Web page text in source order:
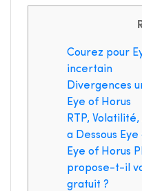
Courez pour
incertain
Divergences
Eye of Horus
RTP,
a Dessous
Eye of Horus
propose-t-il
gratuit ?